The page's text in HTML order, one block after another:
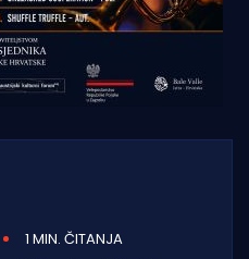
1 MIN. ČITANJA